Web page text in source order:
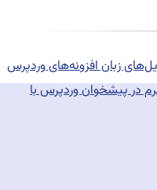
post:
زبان افزونه‌های وردپرس
در پیشخوان وردپرس با